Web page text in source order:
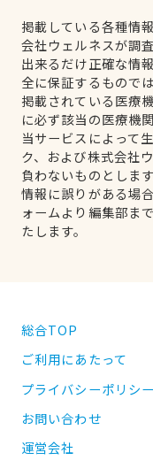
掲載している各種情
会社ウェルネスが調
出来るだけ正確な情
全に保証するもので
掲載されている医療
に必ず該当の医療機
当サービスによって
ク、および株式会社
負わないものとします
情報に誤りがある場
ォームより編集部ま
たします。
総合TOP
ご利用にあたって
プライバシーポリシー
お問い合わせ
運営会社